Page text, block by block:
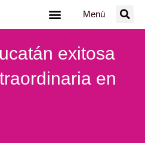
Menú
exitosa
en